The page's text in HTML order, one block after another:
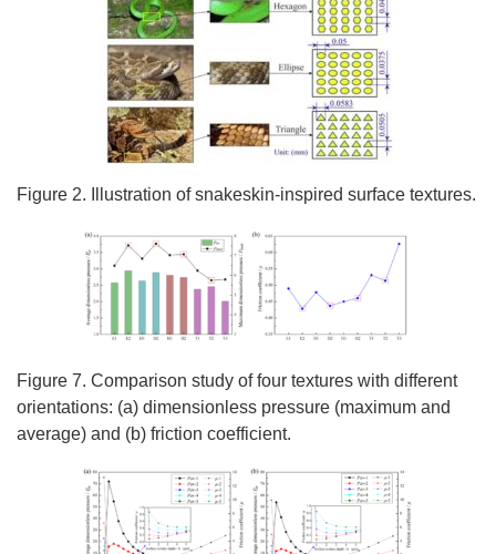
Figure 2. Illustration of snakeskin-inspired surface textures.
Figure 7. Comparison study of four textures with different
orientations: (a) dimensionless pressure (maximum and
average) and (b) friction coefficient.